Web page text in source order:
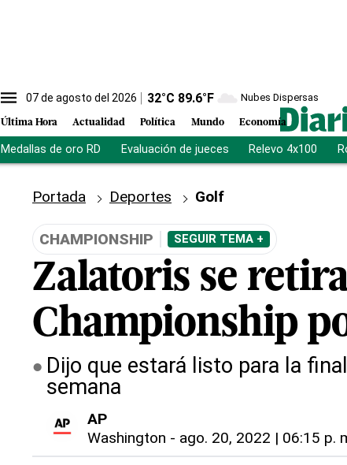
07 de agosto del 2026 32°C 89.6°F Nubes Dispersas
Última Hora Actualidad Política Mundo Economía
Medallas de oro RD Evaluación de jueces Relevo 4x100
Portada Deportes Golf
CHAMPIONSHIP SEGUIR TEMA +
Zalatoris se
Championship
Dijo que estará listo para la
semana
AP
Washington - ago. 20, 2022 | 06:15 p.